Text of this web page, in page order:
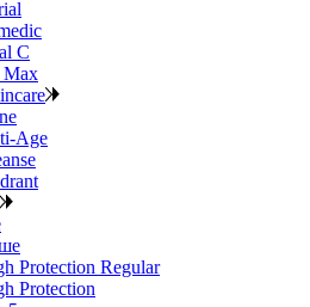
C
Max
Protection Regular
Protection